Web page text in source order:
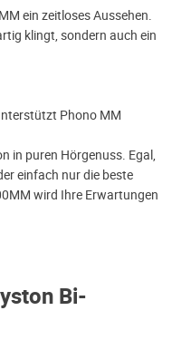
Bi-
ein zeitloses Aussehen.
klingt, sondern auch ein
Phono MM
in puren Hörgenuss. Egal,
einfach nur die beste
wird Ihre Erwartungen